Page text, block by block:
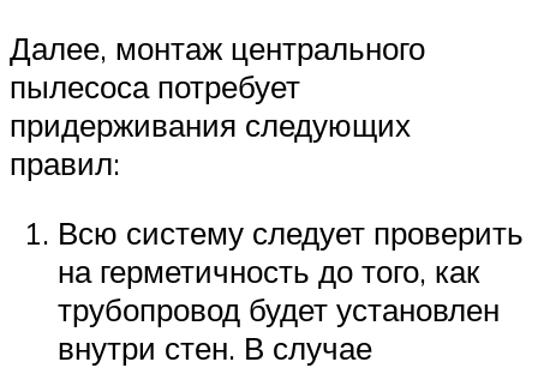
Далее, монтаж центрального
пылесоса потребует
придерживания следующих
правил:
Всю систему следует проверить
на герметичность до того, как
трубопровод будет установлен
внутри стен. В случае